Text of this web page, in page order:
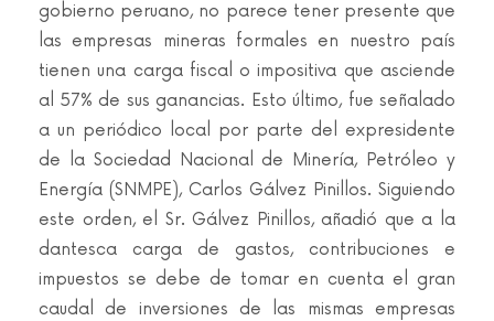
gobierno peruano, no parece tener presente que
las empresas mineras formales en nuestro país
tienen una carga fiscal o impositiva que asciende
al 57% de sus ganancias. Esto último, fue señalado
a un periódico local por parte del expresidente
de la Sociedad Nacional de Minería, Petróleo y
Energía (SNMPE), Carlos Gálvez Pinillos. Siguiendo
este orden, el Sr. Gálvez Pinillos, añadió que a la
dantesca carga de gastos, contribuciones e
impuestos se debe de tomar en cuenta el gran
caudal de inversiones de las mismas empresas